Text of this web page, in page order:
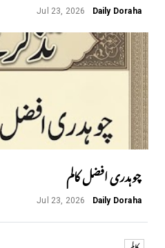
Daily Doraha
Jul 23, 2026
چوہدری افضل کالم
Daily Doraha
Jul 23, 2026